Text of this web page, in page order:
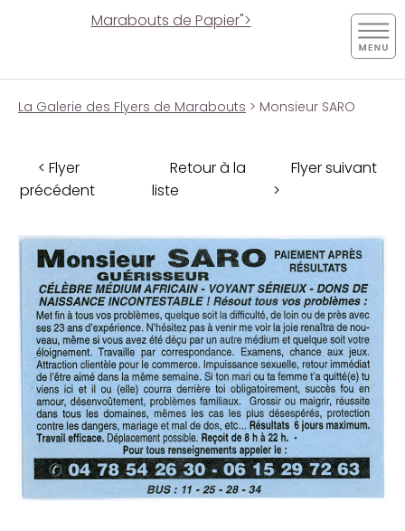
Marabouts de Papier">
La Galerie des Flyers de Marabouts > Monsieur SARO
< Flyer
précédent
Retour à la
liste
Flyer suivant
>